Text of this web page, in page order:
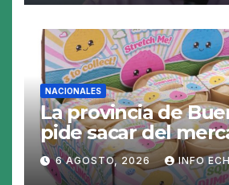
NACIONALES
La provincia de
pide sacar del
«Squeezy
juguete «tóxico»
6 AGOSTO, 2026 INFO